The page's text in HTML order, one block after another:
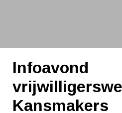
Infoavond vrijwilligerswerking
Infoavond
Kansmakers